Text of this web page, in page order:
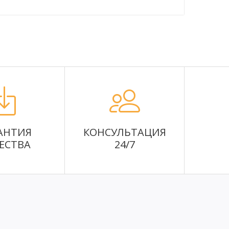
КОНСУЛЬТАЦИЯ
24/7